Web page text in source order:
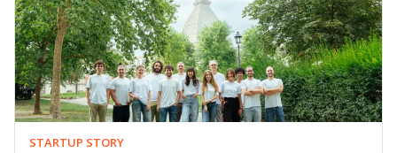
STARTUP STORY